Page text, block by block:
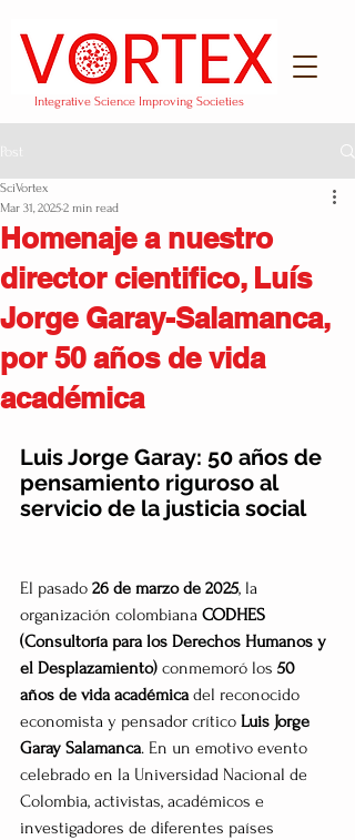
Integrative Science Improving Societies
Post
Homenaje a nuestro
director cientifico, Luís
Jorge Garay-Salamanca,
por 50 años de vida
académica
SciVortex
Mar 31, 20252 min read
Luis Jorge Garay: 50 años de
pensamiento riguroso al
servicio de la justicia social
El pasado 26 de marzo de 2025, la
organización colombiana CODHES
(Consultoría para los Derechos Humanos y
el Desplazamiento) conmemoró los 50
años de vida académica del reconocido
economista y pensador crítico Luis Jorge
Garay Salamanca. En un emotivo evento
celebrado en la Universidad Nacional de
Colombia, activistas, académicos e
investigadores de diferentes países